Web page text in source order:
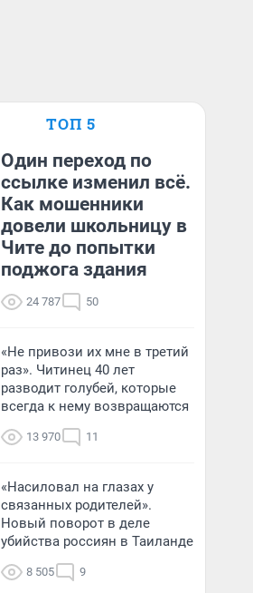
ТОП 5
Один переход по
ссылке изменил всё.
Как мошенники
довели школьницу в
Чите до попытки
поджога здания
24 787 50
«Не привози их мне в третий
раз». Читинец 40 лет
разводит голубей, которые
всегда к нему возвращаются
13 970 11
«Насиловал на глазах у
связанных родителей».
Новый поворот в деле
убийства россиян в Таиланде
8 505 9